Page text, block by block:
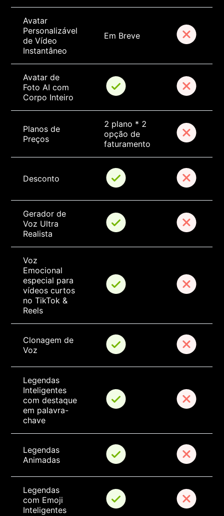
Avatar
Personalizável
de Vídeo
Instantâneo
Em Breve
Avatar de
Foto AI com
Corpo Inteiro
Planos de
Preços
2 plano * 2
opção de
faturamento
Desconto
Gerador de
Voz Ultra
Realista
Voz
Emocional
especial para
vídeos curtos
no TikTok &
Reels
Clonagem de
Voz
Legendas
Inteligentes
com destaque
em palavra-
chave
Legendas
Animadas
Legendas
com Emoji
Inteligentes